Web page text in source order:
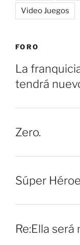
Video Juegos
FORO
La
tendrá
Zero.
Súper
Re:Ella será